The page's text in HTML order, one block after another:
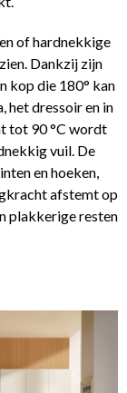
of hardnekkige
Dankzij zijn
kop die 180° kan
het dressoir en in
tot 90 °C wordt
vuil. De
en hoeken,
afstemt op
plakkerige resten